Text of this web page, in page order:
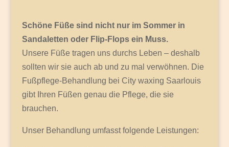
Schöne Füße sind nicht nur im Sommer in
Sandaletten oder Flip-Flops ein Muss.
Unsere Füße tragen uns durchs Leben – deshalb
sollten wir sie auch ab und zu mal verwöhnen. Die
Fußpflege-Behandlung bei City waxing Saarlouis
gibt Ihren Füßen genau die Pflege, die sie
brauchen.
Unser Behandlung umfasst folgende Leistungen: